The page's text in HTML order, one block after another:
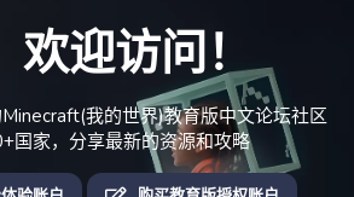
欢迎访问！
我的世界)教育版中文论坛社区
国家，分享最新的资源和攻略